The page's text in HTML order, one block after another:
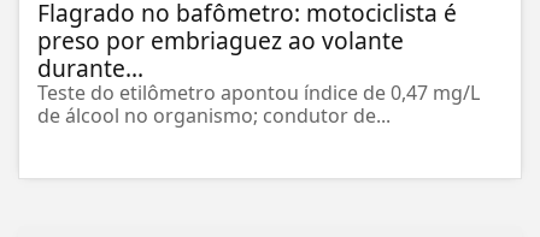
Flagrado no bafômetro: motociclista é
preso por embriaguez ao volante
durante...
Teste do etilômetro apontou índice de 0,47 mg/L
de álcool no organismo; condutor de...